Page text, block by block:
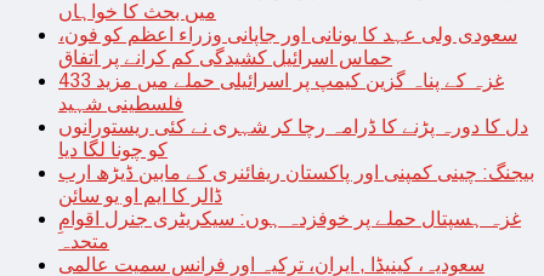
میں بحث کا خواہاں
سعودی ولی عہد کا یونانی اور جاپانی وزراء اعظم کو فون،
حماس اسرائیل کشیدگی کم کرانے پر اتفاق
غزہ کے پناہ گزین کیمپ پر اسرائیلی حملے میں مزید 433
فلسطینی شہید
دل کا دورہ پڑنے کا ڈرامہ رچا کر شہری نے کئی ریستورانوں
کو چونا لگا دیا
بیجنگ: چینی کمپنی اور پاکستان ریفائنری کے مابین ڈیڑھ ارب
ڈالر کا ایم او یو سائن
غزہ ہسپتال حملے پر خوفزدہ ہوں: سیکریٹری جنرل اقوامِ
متحدہ
سعودیہ، کینیڈا , ایران، ترکیہ اور فرانس سمیت عالمی